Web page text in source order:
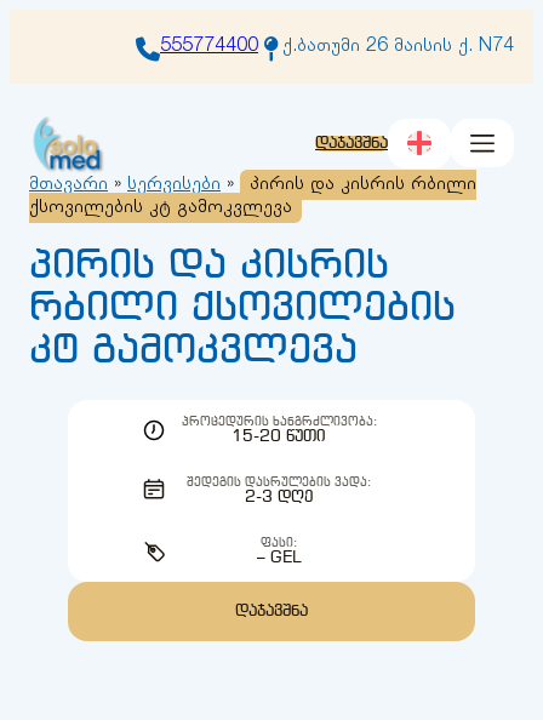
555774400 ქ.ბათუმი 26 მაისის ქ. N74
დაჯავშნა
მთავარი » სერვისები »
პირის და კისრის რბილი
ქსოვილების კტ გამოკვლევა
პირის და კისრის
რბილი ქსოვილების
კტ გამოკვლევა
ᲞᲠᲝᲪᲔᲓᲣᲠᲘᲡ ᲮᲐᲜᲒᲠᲫᲚᲘᲕᲝᲑᲐ:
15-20 ᲬᲣᲗᲘ
ᲨᲔᲓᲔᲒᲘᲡ ᲓᲐᲡᲠᲣᲚᲔᲑᲘᲡ ᲕᲐᲓᲐ:
2-3 ᲓᲦᲔ
ᲤᲐᲡᲘ:
– GEL
ᲓᲐᲯᲐᲕᲨᲜᲐ